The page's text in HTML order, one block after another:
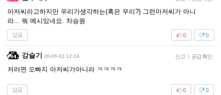
아저씨라고하지만 우리가생각하는(혹은 우리?) 그런아저씨가 아니
라... 뭐 예시있네요. 차승원
답글 0
0
강슬기 26-06-02 12:24 신고 | 공감 확인
저러면 오빠지 아저씨가아니라 ㅋㅋㅋㅋ
답글 0
0